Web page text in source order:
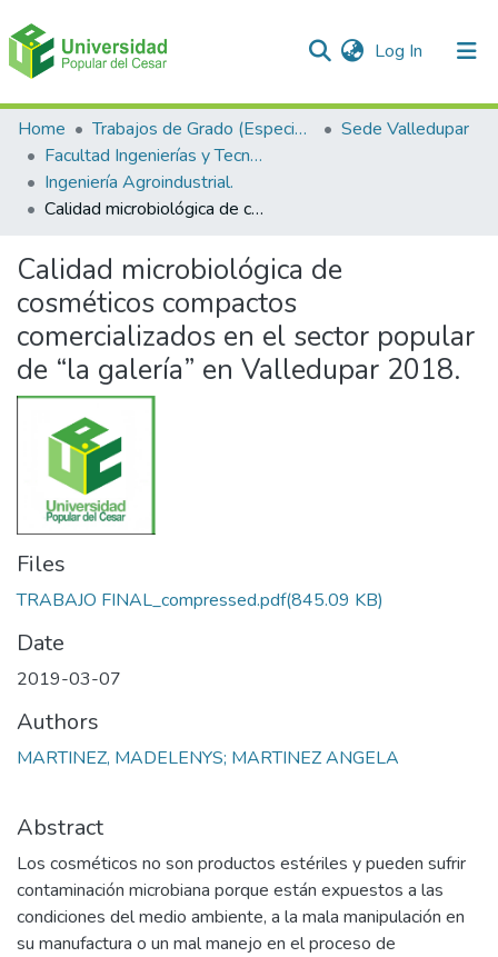
Log In (current)
Communities & Collections
All of DSpace
Statistics
Home Trabajos de Grado (Especializaciones y Pregrados)
Sede Valledupar
Facultad Ingenierías y Tecnologías
Ingeniería Agroindustrial.
Calidad microbiológica de cosméticos compactos comercializados en el sector popular de “la galería” en Valledupar 2018.
Calidad microbiológica de
cosméticos compactos
comercializados en el sector popular
de “la galería” en Valledupar 2018.
Files
TRABAJO FINAL_compressed.pdf(845.09 KB)
Date
2019-03-07
Authors
MARTINEZ, MADELENYS; MARTINEZ ANGELA
Abstract
Los cosméticos no son productos estériles y pueden sufrir
contaminación microbiana porque están expuestos a las
condiciones del medio ambiente, a la mala manipulación en
su manufactura o un mal manejo en el proceso de